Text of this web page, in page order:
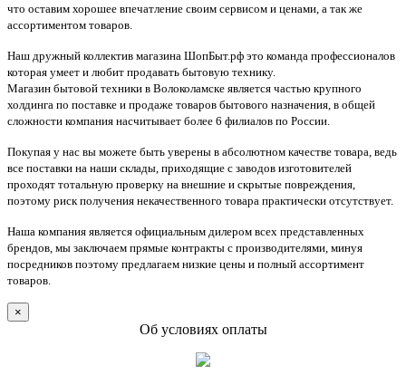
что оставим хорошее впечатление своим сервисом и ценами, а так же
ассортиментом товаров.
Наш дружный коллектив магазина ШопБыт.рф это команда профессионалов
которая умеет и любит продавать бытовую технику.
Магазин бытовой техники в Волоколамске является частью крупного
холдинга по поставке и продаже товаров бытового назначения, в общей
сложности компания насчитывает более 6 филиалов по России.
Покупая у нас вы можете быть уверены в абсолютном качестве товара, ведь
все поставки на наши склады, приходящие с заводов изготовителей
проходят тотальную проверку на внешние и скрытые повреждения,
поэтому риск получения некачественного товара практически отсутствует.
Наша компания является официальным дилером всех представленных
брендов, мы заключаем прямые контракты с производителями, минуя
посредников поэтому предлагаем низкие цены и полный ассортимент
товаров.
×
Об условиях оплаты